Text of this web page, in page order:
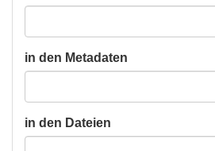
in den Metadaten
in den Dateien